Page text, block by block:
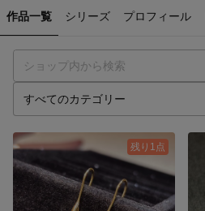
作品一覧 シリーズ プロフィール
残り1点